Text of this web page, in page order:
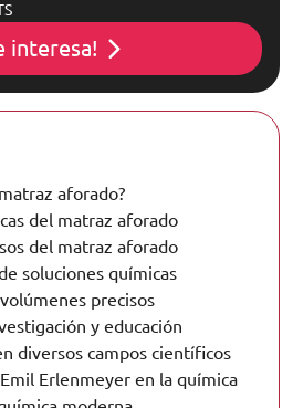
interesa!
aforado?
del matraz aforado
del matraz aforado
soluciones químicas
precisos
y educación
diversos campos científicos
Erlenmeyer en la química